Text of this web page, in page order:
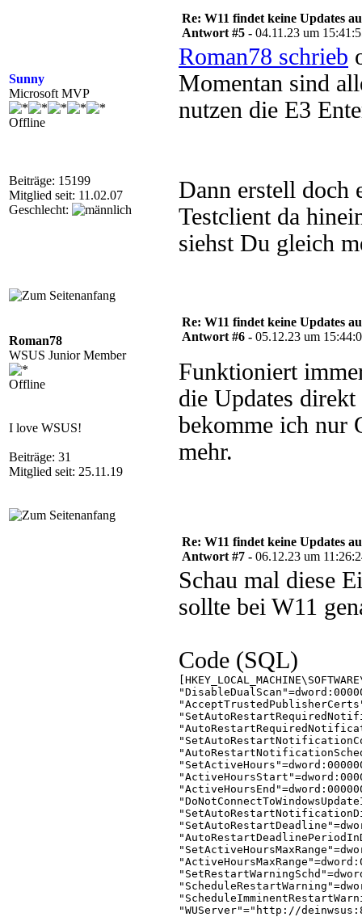
Sunny
Microsoft MVP
Offline
Beiträge: 15199
Mitglied seit: 11.02.07
Geschlecht:
Re: W11 findet keine Updates
Antwort #5 - 04.11.23 um
Roman78 schrieb
Momentan sind
nutzen die E3
Dann erstell doch
Testclient da
siehst Du gleich
Roman78
WSUS Junior Member
Offline
I love WSUS!
Beiträge: 31
Mitglied seit: 25.11.19
Re: W11 findet keine Updates
Antwort #6 - 05.12.23 um
Funktioniert
die Updates
bekomme ich nur
mehr.
Re: W11 findet keine Updates
Antwort #7 - 06.12.23 um
Schau mal diese
sollte bei W11
Code (SQL)
"WUServer"="http://